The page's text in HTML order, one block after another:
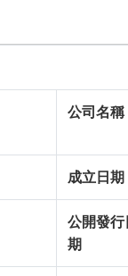
公司名稱
成立日期
公開發行
期